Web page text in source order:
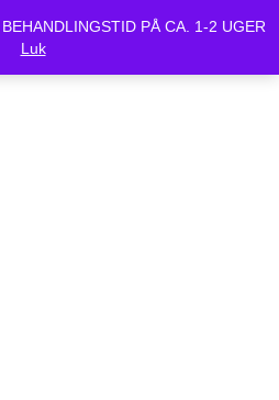
og Tirsdag d.25/6. Alle bestilte
6.
PÅ CA. 1-2 UGER
Luk